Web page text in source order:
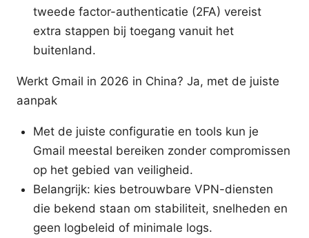
tweede factor-authenticatie (2FA) vereist
extra stappen bij toegang vanuit het
buitenland.
Werkt Gmail in 2026 in China? Ja, met de juiste
aanpak
Met de juiste configuratie en tools kun je
Gmail meestal bereiken zonder compromissen
op het gebied van veiligheid.
Belangrijk: kies betrouwbare VPN-diensten
die bekend staan om stabiliteit, snelheden en
geen logbeleid of minimale logs.